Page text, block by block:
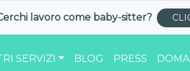
lavoro come baby-sitter?
SERVIZI BLOG PRESS